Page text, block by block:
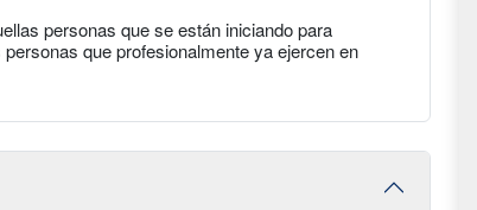
personas que se están iniciando para
que profesionalmente ya ejercen en